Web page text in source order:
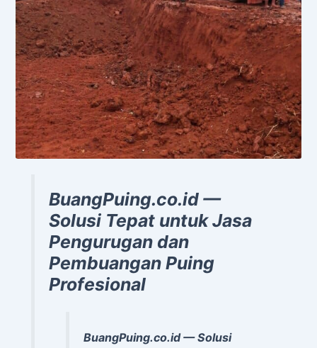
BuangPuing.co.id —
Solusi Tepat untuk Jasa
Pengurugan dan
Pembuangan Puing
Profesional
BuangPuing.co.id — Solusi